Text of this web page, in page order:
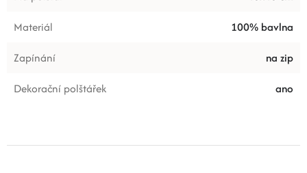
Materiál
100% bavlna
Zapínání
na zip
Dekorační polštářek
ano